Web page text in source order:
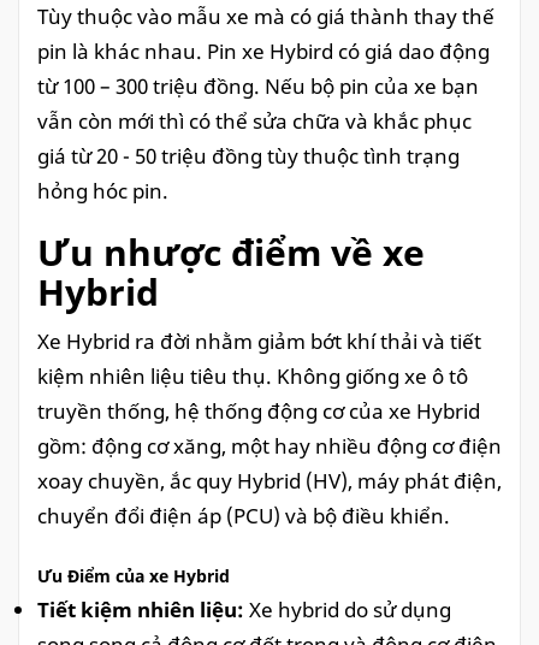
Tùy thuộc vào mẫu xe mà có giá thành thay thế
pin là khác nhau. Pin xe Hybird có giá dao động
từ 100 – 300 triệu đồng. Nếu bộ pin của xe bạn
vẫn còn mới thì có thể sửa chữa và khắc phục
giá từ 20 - 50 triệu đồng tùy thuộc tình trạng
hỏng hóc pin.
Ưu nhược điểm về xe
Hybrid
Xe Hybrid ra đời nhằm giảm bớt khí thải và tiết
kiệm nhiên liệu tiêu thụ. Không giống xe ô tô
truyền thống, hệ thống động cơ của xe Hybrid
gồm: động cơ xăng, một hay nhiều động cơ điện
xoay chuyền, ắc quy Hybrid (HV), máy phát điện,
chuyển đổi điện áp (PCU) và bộ điều khiển.
Ưu Điểm của xe Hybrid
Tiết kiệm nhiên liệu: Xe hybrid do sử dụng